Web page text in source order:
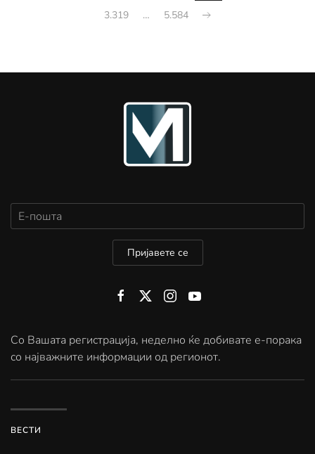
3.319
… 5.584
Пријавете се
Со Вашата регистрација, неделно ќе добивате е-порака
со најважните информации од регионот.
ВЕСТИ